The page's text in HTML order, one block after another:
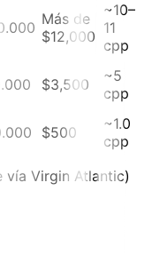
Más de
$12,000
~10–
11
cpp
$3,500
~5
cpp
$500
~1.0
cpp
vía Virgin Atlantic)